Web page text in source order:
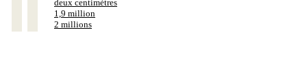
deux centimètres
1,9 million
2 millions